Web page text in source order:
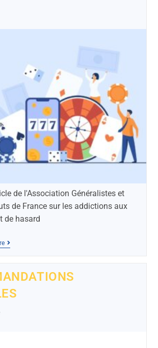
de l'Association Généralistes et
de France sur les addictions aux
de hasard